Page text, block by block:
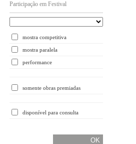
Participação em Festival
mostra competitiva
mostra paralela
performance
somente obras premiadas
disponível para consulta